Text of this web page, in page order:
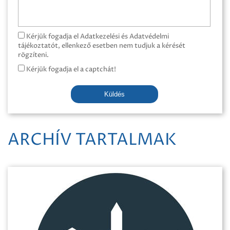
Kérjük fogadja el Adatkezelési és Adatvédelmi
tájékoztatót, ellenkező esetben nem tudjuk a kérését
rögzíteni.
Kérjük fogadja el a captchát!
Küldés
ARCHÍV TARTALMAK